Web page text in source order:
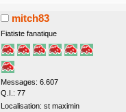
mitch83
Fiatiste fanatique
Messages: 6.607
Q.I.: 77
Localisation: st maximin